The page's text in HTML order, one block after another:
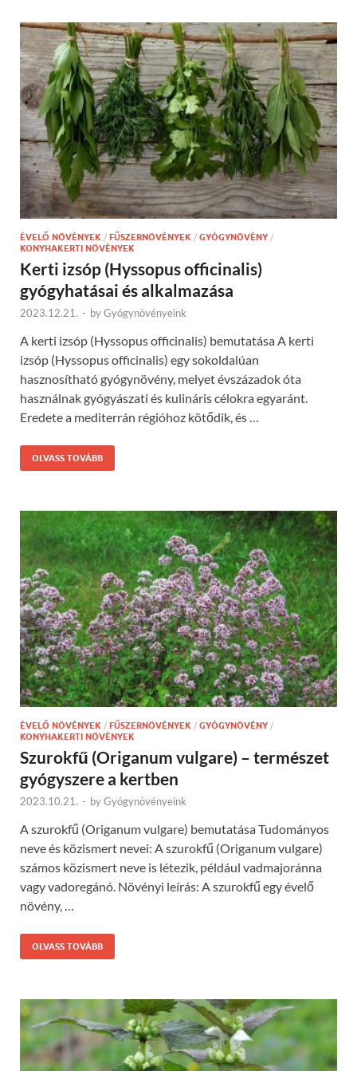
ÉVELŐ NÖVÉNYEK / FŰSZERNÖVÉNYEK / GYÓGYNÖVÉNY /
KONYHAKERTI NÖVÉNYEK
Kerti izsóp (Hyssopus officinalis)
gyógyhatásai és alkalmazása
2023.12.21. - byGyógynövényeink
A kerti izsóp (Hyssopus officinalis) bemutatása A kerti
izsóp (Hyssopus officinalis) egy sokoldalúan
hasznosítható gyógynövény, melyet évszázadok óta
használnak gyógyászati és kulináris célokra egyaránt.
Eredete a mediterrán régióhoz kötődik, és …
OLVASS TOVÁBB
ÉVELŐ NÖVÉNYEK / FŰSZERNÖVÉNYEK / GYÓGYNÖVÉNY /
KONYHAKERTI NÖVÉNYEK
Szurokfű (Origanum vulgare) – természet
gyógyszere a kertben
2023.10.21. - byGyógynövényeink
A szurokfű (Origanum vulgare) bemutatása Tudományos
neve és közismert nevei: A szurokfű (Origanum vulgare)
számos közismert neve is létezik, például vadmajoránna
vagy vadoregánó. Növényi leírás: A szurokfű egy évelő
növény, …
OLVASS TOVÁBB